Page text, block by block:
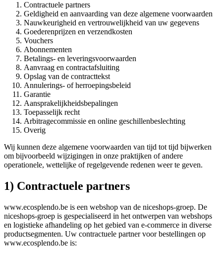
Contractuele partners
Geldigheid en aanvaarding van deze algemene voorwaarden
Nauwkeurigheid en vertrouwelijkheid van uw gegevens
Goederenprijzen en verzendkosten
Vouchers
Abonnementen
Betalings- en leveringsvoorwaarden
Aanvraag en contractafsluiting
Opslag van de contracttekst
Annulerings- of herroepingsbeleid
Garantie
Aansprakelijkheidsbepalingen
Toepasselijk recht
Arbitragecommissie en online geschillenbeslechting
Overig
Wij kunnen deze algemene voorwaarden van tijd tot tijd bijwerken
om bijvoorbeeld wijzigingen in onze praktijken of andere
operationele, wettelijke of regelgevende redenen weer te geven.
1) Contractuele partners
www.ecosplendo.be is een webshop van de niceshops-groep. De
niceshops-groep is gespecialiseerd in het ontwerpen van webshops
en logistieke afhandeling op het gebied van e-commerce in diverse
productsegmenten. Uw contractuele partner voor bestellingen op
www.ecosplendo.be is: